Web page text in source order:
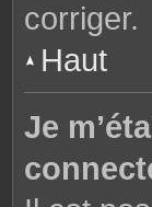
corriger.
Haut
Je